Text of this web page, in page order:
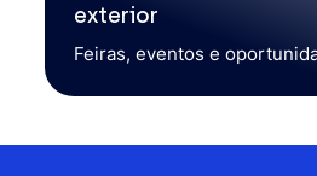
exterior
Feiras, eventos e